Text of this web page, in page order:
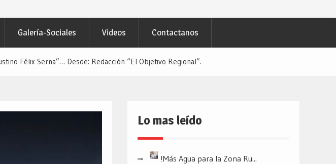
Galería-Sociales Videos Contactanos
Félix Serna”… Desde: Redacción “El Objetivo Regional”.
Lo mas leído
!Más Agua para la Zona Ru...